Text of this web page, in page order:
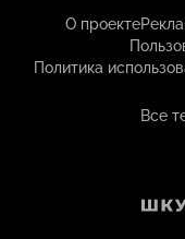
О проекте
Политика
Все